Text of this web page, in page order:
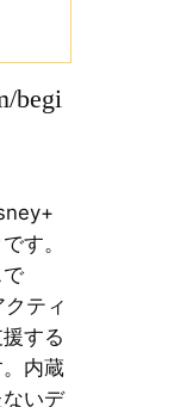
begi
す。
ティ
する
内蔵
いデ